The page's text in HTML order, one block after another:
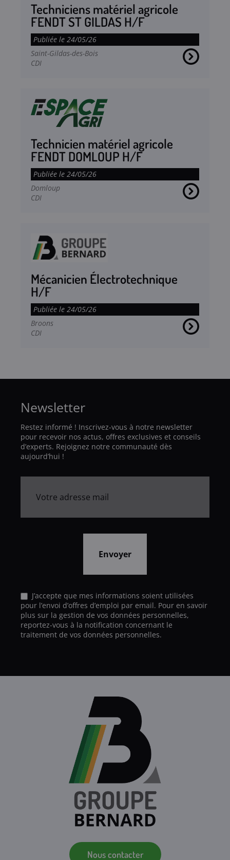
Techniciens matériel agricole
FENDT ST GILDAS H/F
Publiée le 24/05/26
Saint-Gildas-des-Bois
CDI
Technicien matériel agricole
FENDT DOMLOUP H/F
Publiée le 24/05/26
Domloup
CDI
Mécanicien Électrotechnique
H/F
Publiée le 24/05/26
Broons
CDI
Newsletter
Restez informé ! Inscrivez-vous à notre newsletter
pour recevoir nos actus, offres exclusives et conseils
d’experts. Rejoignez notre communauté dès
aujourd’hui !
J’accepte que mes informations soient utilisées
pour l’envoi d’offres d’emploi par email. Pour en savoir
plus sur la gestion de vos données personnelles,
reportez-vous à la notification concernant le
traitement de vos données personnelles.
Nous contacter